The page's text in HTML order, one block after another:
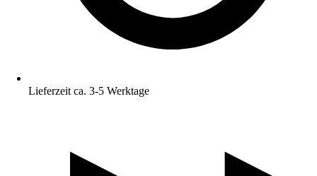
Lieferzeit ca. 3-5 Werktage